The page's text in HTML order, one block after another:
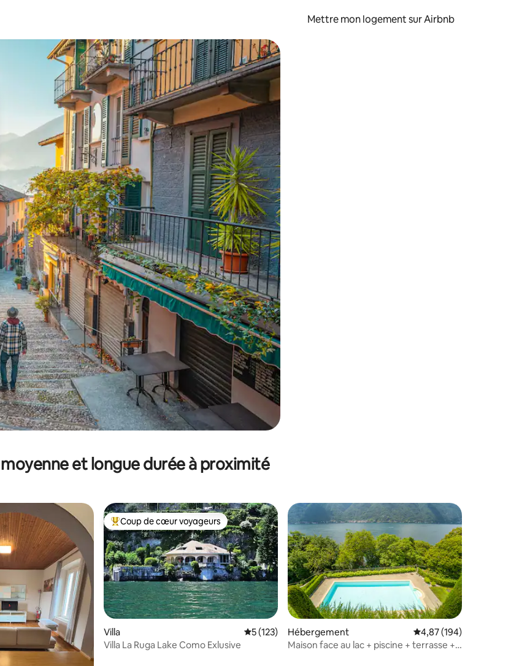
Mettre mon logement sur Airbnb
et vers le bas pour les parcourir ou en appuyant et en faisant glisser.
et longue durée à proximité
69 commentaires : 4,94 sur 5
Coups de cœur voyageurs les plus appréciés
Coup de cœur voyageurs
Villa Évaluation moyenne sur la base de 123 commentaires : 5 sur 5
5 (123)
Villa La Ruga Lake Como Exlusive
Hébergement Évaluation moyenne
4,87 (194)
Maison face au lac + piscine + terrasse +